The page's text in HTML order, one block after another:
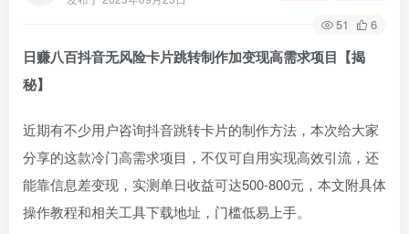
51 6
日赚八百抖音无风险卡片跳转制作加变现高需求项目【揭
秘】
近期有不少用户咨询抖音跳转卡片的制作方法，本次给大家
分享的这款冷门高需求项目，不仅可自用实现高效引流，还
能靠信息差变现，实测单日收益可达500-800元，本文附具体
操作教程和相关工具下载地址，门槛低易上手。